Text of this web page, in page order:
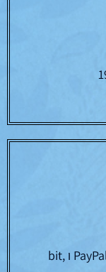
עובדים עם כל כרטיסי האשראי וגם PayPal ו bit,